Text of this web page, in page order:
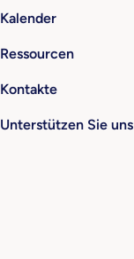
Kalender
Ressourcen
Kontakte
Unterstützen Sie uns